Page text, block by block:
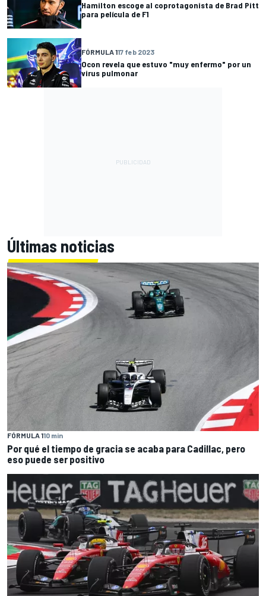
Hamilton escoge al coprotagonista de Brad Pitt
para película de F1
FÓRMULA 117 feb 2023
Ocon revela que estuvo "muy enfermo" por un
virus pulmonar
Últimas noticias
FÓRMULA 110 min
Por qué el tiempo de gracia se acaba para Cadillac, pero
eso puede ser positivo